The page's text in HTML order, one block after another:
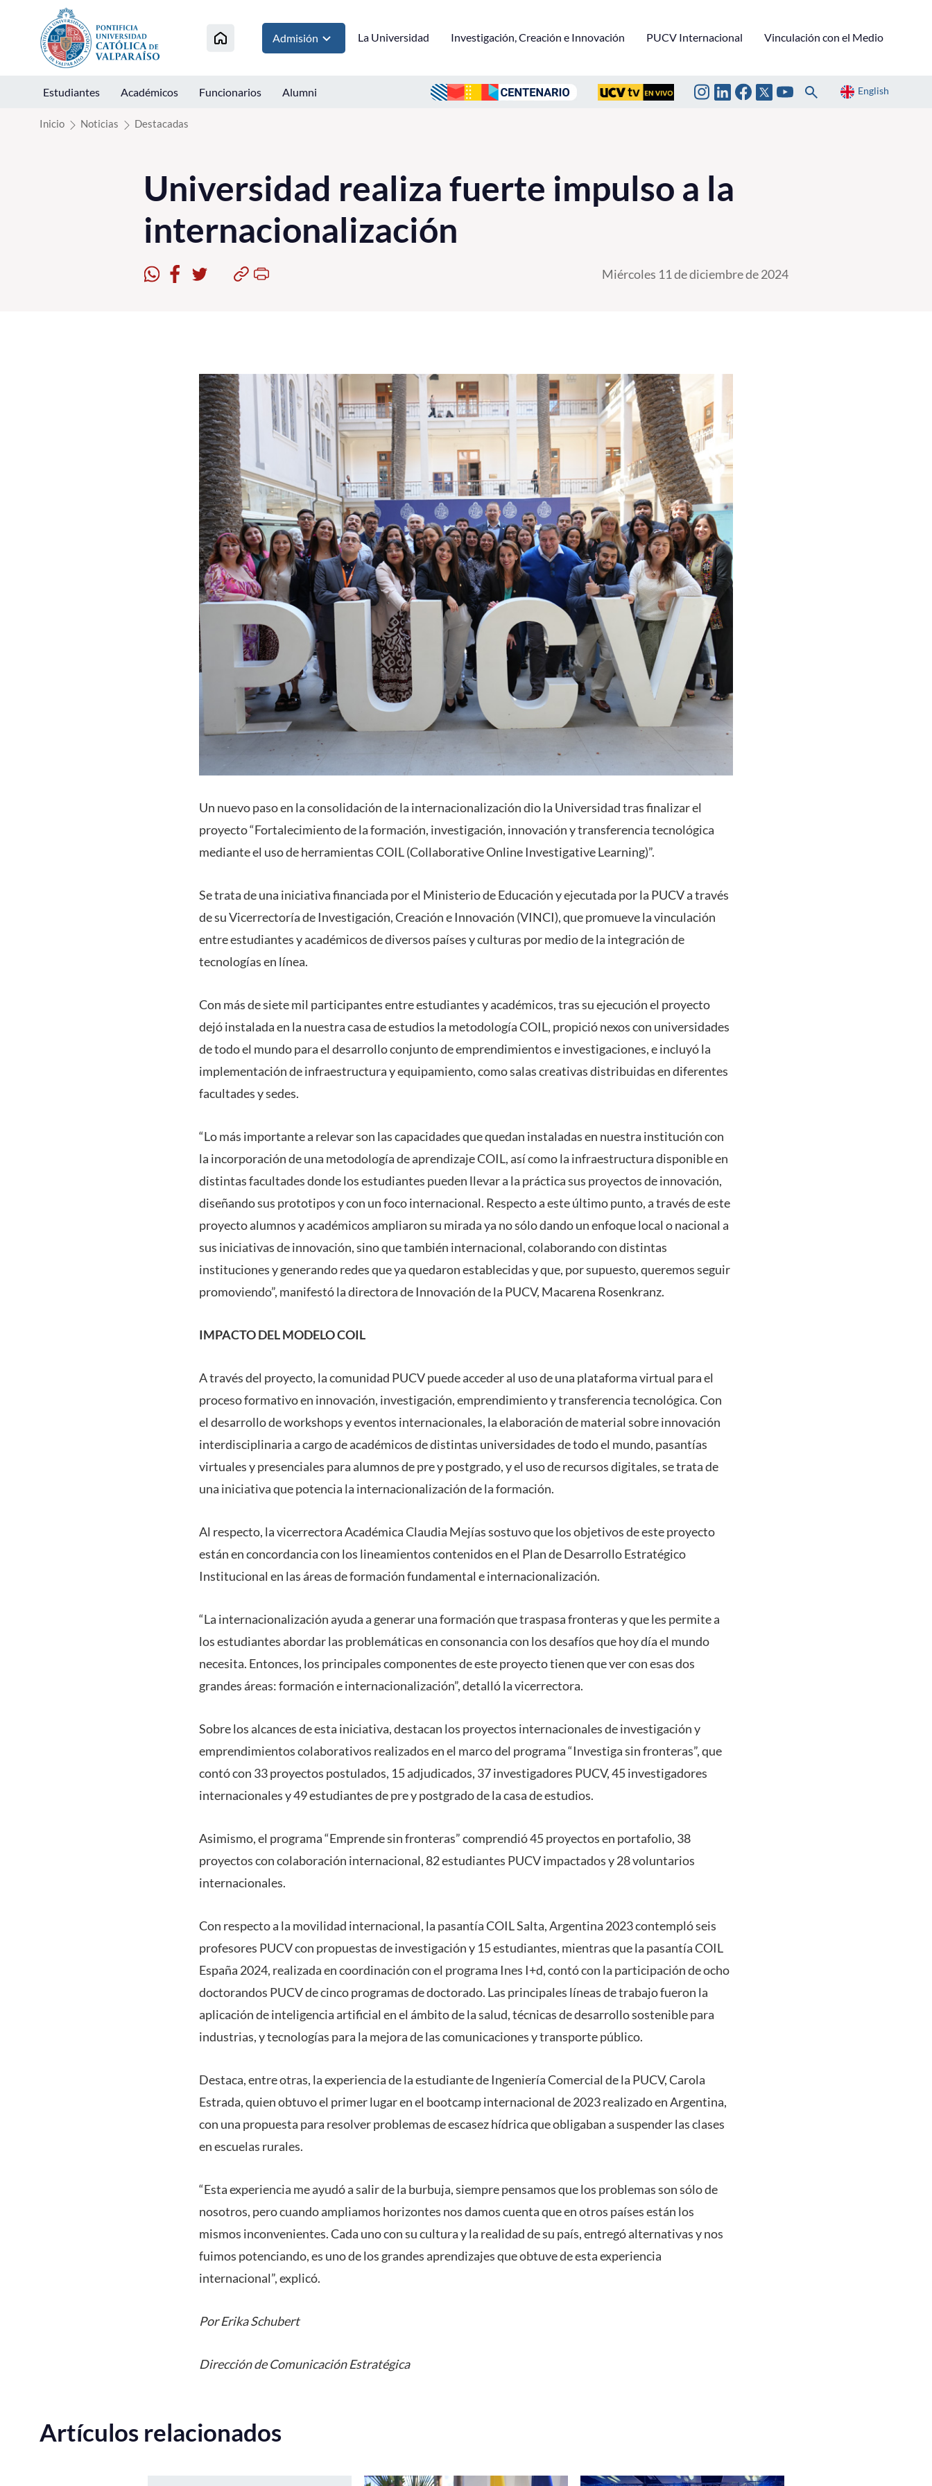
Click acá para ir directamente al contenido
Admisión La Universidad Investigación, Creación e Innovación PUCV Internacional Vinculación con el Medio
Estudiantes Académicos Funcionarios Alumni English
Inicio Noticias Destacadas
Universidad realiza fuerte impulso a la
internacionalización
Miércoles 11 de diciembre de 2024
Un nuevo paso en la consolidación de la internacionalización dio la Universidad tras finalizar el
proyecto “Fortalecimiento de la formación, investigación, innovación y transferencia tecnológica
mediante el uso de herramientas COIL (Collaborative Online Investigative Learning)”.
Se trata de una iniciativa financiada por el Ministerio de Educación y ejecutada por la PUCV a través
de su Vicerrectoría de Investigación, Creación e Innovación (VINCI), que promueve la vinculación
entre estudiantes y académicos de diversos países y culturas por medio de la integración de
tecnologías en línea.
Con más de siete mil participantes entre estudiantes y académicos, tras su ejecución el proyecto
dejó instalada en la nuestra casa de estudios la metodología COIL, propició nexos con universidades
de todo el mundo para el desarrollo conjunto de emprendimientos e investigaciones, e incluyó la
implementación de infraestructura y equipamiento, como salas creativas distribuidas en diferentes
facultades y sedes.
“Lo más importante a relevar son las capacidades que quedan instaladas en nuestra institución con
la incorporación de una metodología de aprendizaje COIL, así como la infraestructura disponible en
distintas facultades donde los estudiantes pueden llevar a la práctica sus proyectos de innovación,
diseñando sus prototipos y con un foco internacional. Respecto a este último punto, a través de este
proyecto alumnos y académicos ampliaron su mirada ya no sólo dando un enfoque local o nacional a
sus iniciativas de innovación, sino que también internacional, colaborando con distintas
instituciones y generando redes que ya quedaron establecidas y que, por supuesto, queremos seguir
promoviendo”, manifestó la directora de Innovación de la PUCV, Macarena Rosenkranz.
IMPACTO DEL MODELO COIL
A través del proyecto, la comunidad PUCV puede acceder al uso de una plataforma virtual para el
proceso formativo en innovación, investigación, emprendimiento y transferencia tecnológica. Con
el desarrollo de workshops y eventos internacionales, la elaboración de material sobre innovación
interdisciplinaria a cargo de académicos de distintas universidades de todo el mundo, pasantías
virtuales y presenciales para alumnos de pre y postgrado, y el uso de recursos digitales, se trata de
una iniciativa que potencia la internacionalización de la formación.
Al respecto, la vicerrectora Académica Claudia Mejías sostuvo que los objetivos de este proyecto
están en concordancia con los lineamientos contenidos en el Plan de Desarrollo Estratégico
Institucional en las áreas de formación fundamental e internacionalización.
“La internacionalización ayuda a generar una formación que traspasa fronteras y que les permite a
los estudiantes abordar las problemáticas en consonancia con los desafíos que hoy día el mundo
necesita. Entonces, los principales componentes de este proyecto tienen que ver con esas dos
grandes áreas: formación e internacionalización”, detalló la vicerrectora.
Sobre los alcances de esta iniciativa, destacan los proyectos internacionales de investigación y
emprendimientos colaborativos realizados en el marco del programa “Investiga sin fronteras”, que
contó con 33 proyectos postulados, 15 adjudicados, 37 investigadores PUCV, 45 investigadores
internacionales y 49 estudiantes de pre y postgrado de la casa de estudios.
Asimismo, el programa “Emprende sin fronteras” comprendió 45 proyectos en portafolio, 38
proyectos con colaboración internacional, 82 estudiantes PUCV impactados y 28 voluntarios
internacionales.
Con respecto a la movilidad internacional, la pasantía COIL Salta, Argentina 2023 contempló seis
profesores PUCV con propuestas de investigación y 15 estudiantes, mientras que la pasantía COIL
España 2024, realizada en coordinación con el programa Ines I+d, contó con la participación de ocho
doctorandos PUCV de cinco programas de doctorado. Las principales líneas de trabajo fueron la
aplicación de inteligencia artificial en el ámbito de la salud, técnicas de desarrollo sostenible para
industrias, y tecnologías para la mejora de las comunicaciones y transporte público.
Destaca, entre otras, la experiencia de la estudiante de Ingeniería Comercial de la PUCV, Carola
Estrada, quien obtuvo el primer lugar en el bootcamp internacional de 2023 realizado en Argentina,
con una propuesta para resolver problemas de escasez hídrica que obligaban a suspender las clases
en escuelas rurales.
“Esta experiencia me ayudó a salir de la burbuja, siempre pensamos que los problemas son sólo de
nosotros, pero cuando ampliamos horizontes nos damos cuenta que en otros países están los
mismos inconvenientes. Cada uno con su cultura y la realidad de su país, entregó alternativas y nos
fuimos potenciando, es uno de los grandes aprendizajes que obtuve de esta experiencia
internacional”, explicó.
Por Erika Schubert
Dirección de Comunicación Estratégica
Artículos relacionados